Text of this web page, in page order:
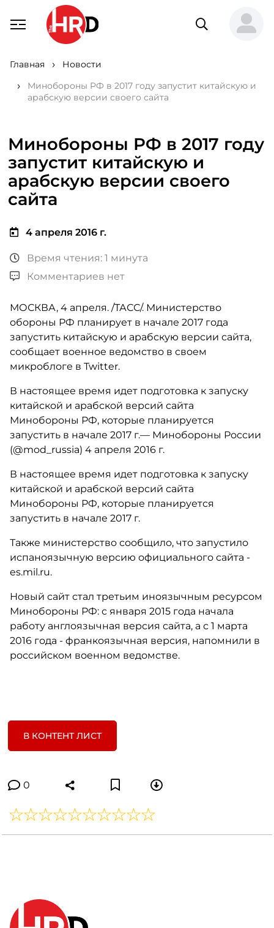
Главная
Новости
Минобороны РФ в 2017 году запустит китайскую и
арабскую версии своего сайта
Минобороны РФ в 2017 году
запустит китайскую и
арабскую версии своего
сайта
4 апреля 2016 г.
Время чтения: 1 минута
Комментариев нет
МОСКВА, 4 апреля. /ТАСС/. Министерство
обороны РФ планирует в начале 2017 года
запустить китайскую и арабскую версии сайта,
сообщает военное ведомство в своем
микроблоге в Twitter.
В настоящее время идет подготовка к запуску
китайской и арабской версий сайта
Минобороны РФ, которые планируется
запустить в начале 2017 г.— Минобороны России
(@mod_russia) 4 апреля 2016 г.
В настоящее время идет подготовка к запуску
китайской и арабской версий сайта
Минобороны РФ, которые планируется
запустить в начале 2017 г.
Также министерство сообщило, что запустило
испаноязычную версию официального сайта -
es.mil.ru.
Новый сайт стал третьим иноязычным ресурсом
Минобороны РФ: с января 2015 года начала
работу англоязычная версия сайта, а с 1 марта
2016 года - франкоязычная версия, напомнили в
российском военном ведомстве.
В КОНТЕНТ ЛИСТ
0